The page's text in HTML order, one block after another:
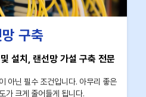
구축
설치, 랜선망 가설 구축 전문
아닌 필수 조건입니다. 아무리 좋은
가 크게 줄어들게 됩니다.